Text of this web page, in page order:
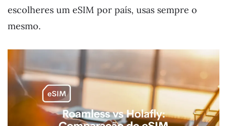
escolheres um eSIM por país, usas sempre o
mesmo.